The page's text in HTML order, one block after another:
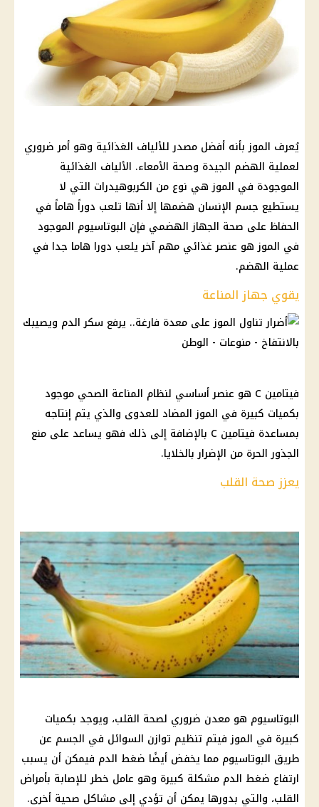
يُعرف الموز بأنه أفضل مصدر للألياف الغذائية وهو أمر ضروري
لعملية الهضم الجيدة وصحة الأمعاء. الألياف الغذائية
الموجودة في الموز هي نوع من الكربوهيدرات التي لا
يستطيع جسم الإنسان هضمها إلا أنها تلعب دوراً هاماً في
الحفاظ على صحة الجهاز الهضمي فإن البوتاسيوم الموجود
في الموز هو عنصر غذائي مهم آخر يلعب دورا هاما جدا في
عملية الهضم.
يقوي جهاز المناعة
فيتامين C هو عنصر أساسي لنظام المناعة الصحي موجود
بكميات كبيرة في الموز المضاد للعدوى والذي يتم إنتاجه
بمساعدة فيتامين C بالإضافة إلى ذلك فهو يساعد على منع
الجذور الحرة من الإضرار بالخلايا.
يعزز صحة القلب
البوتاسيوم هو معدن ضروري لصحة القلب، ويوجد بكميات
كبيرة في الموز فيتم تنظيم توازن السوائل في الجسم عن
طريق البوتاسيوم مما يخفض أيضًا ضغط الدم فيمكن أن يسبب
ارتفاع ضغط الدم مشكلة كبيرة وهو عامل خطر للإصابة بأمراض
القلب، والتي بدورها يمكن أن تؤدي إلى مشاكل صحية أخرى.